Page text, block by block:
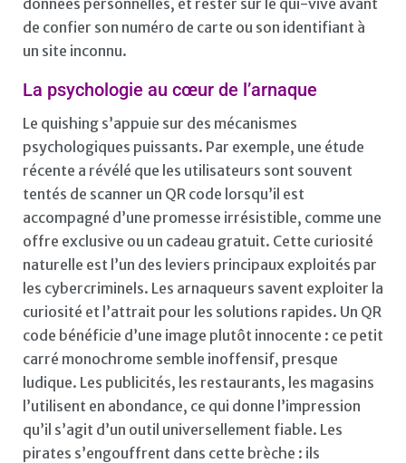
de confier son numéro de carte ou son identifiant à
un site inconnu.
La psychologie au cœur de l’arnaque
Le quishing s’appuie sur des mécanismes
psychologiques puissants. Par exemple, une étude
récente a révélé que les utilisateurs sont souvent
tentés de scanner un QR code lorsqu’il est
accompagné d’une promesse irrésistible, comme une
offre exclusive ou un cadeau gratuit. Cette curiosité
naturelle est l’un des leviers principaux exploités par
les cybercriminels. Les arnaqueurs savent exploiter la
curiosité et l’attrait pour les solutions rapides. Un QR
code bénéficie d’une image plutôt innocente : ce petit
carré monochrome semble inoffensif, presque
ludique. Les publicités, les restaurants, les magasins
l’utilisent en abondance, ce qui donne l’impression
qu’il s’agit d’un outil universellement fiable. Les
pirates s’engouffrent dans cette brèche : ils